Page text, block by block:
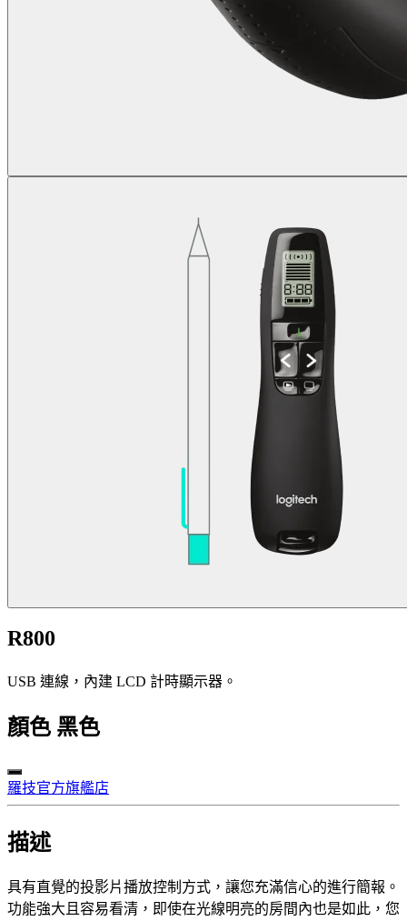
R800
USB 連線，內建 LCD 計時顯示器。
顏色 黑色
羅技官方旗艦店
描述
具有直覺的投影片播放控制方式，讓您充滿信心的進行簡報。
功能強大且容易看清，即使在光線明亮的房間內也是如此，您